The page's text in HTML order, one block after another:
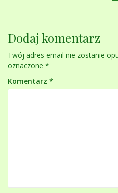
Dodaj komentarz
Twój adres email nie zostanie
oznaczone *
Komentarz *